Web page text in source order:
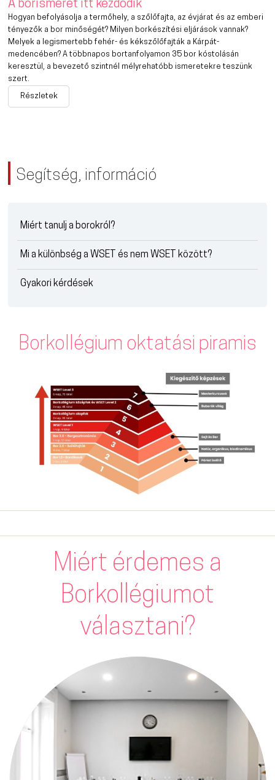
A borismeret itt kezdődik
Hogyan befolyásolja a termőhely, a szőlőfajta, az évjárat és az emberi
tényezők a bor minőségét? Milyen borkészítési eljárások vannak?
Melyek a legismertebb fehér- és kékszőlőfajták a Kárpát-
medencében? A többnapos bortanfolyamon 35 bor kóstolásán
keresztül, a bevezető szintnél mélyrehatóbb ismeretekre teszünk
szert.
Részletek
Segítség, információ
Miért tanulj a borokról?
Mi a különbség a WSET és nem WSET között?
Gyakori kérdések
Borkollégium oktatási piramis
Miért érdemes a
Borkollégiumot
választani?